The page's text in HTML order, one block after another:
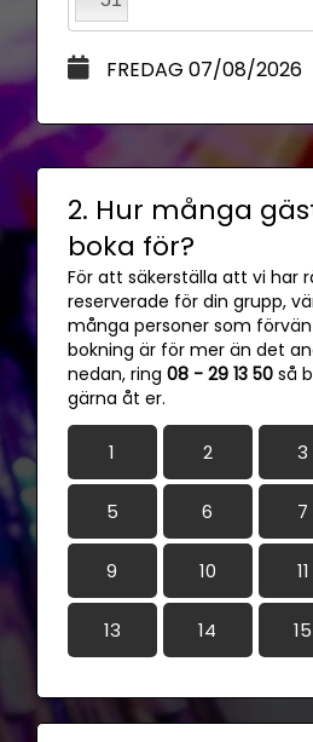
FREDAG 07/08/2026
2. Hur många
boka för?
För att säkerställa att vi har
reserverade för din grupp,
många personer som
bokning är för mer än det
nedan, ring 08 - 29 13 50 så
gärna åt er.
1 2 3
5 6 7
9 10 11
13 14 15